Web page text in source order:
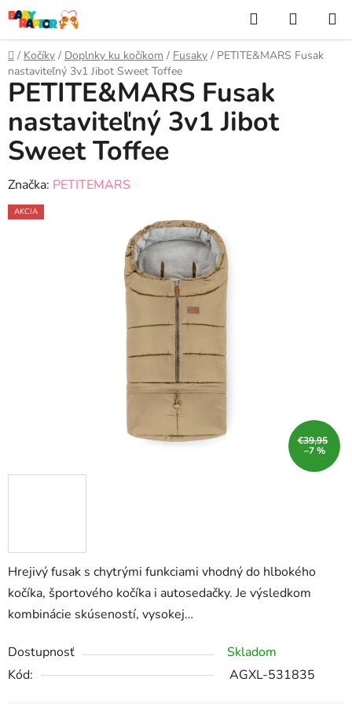
Prejsť
na
obsah
Hľadať
KOŠÍK
Domov
/ Kočíky / Doplnky ku kočíkom / Fusaky / PETITE&MARS Fusak
nastaviteľný 3v1 Jibot Sweet Toffee
Hrejivý fusak s chytrými funkciami vhodný do hlbokého
kočíka, športového kočíka i autosedačky. Je výsledkom
kombinácie skúseností, vysokej…
Dostupnosť
Skladom
Kód:
AGXL-531835
PETITE&MARS Fusak
nastaviteľný 3v1 Jibot
Sweet Toffee
Značka: PETITEMARS
AKCIA
€39,95
–7 %